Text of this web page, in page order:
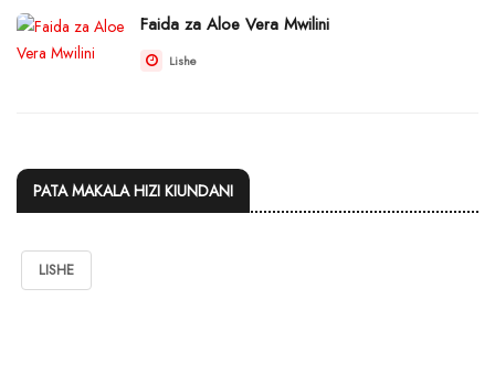
Faida za Aloe Vera Mwilini
Lishe
PATA MAKALA HIZI KIUNDANI
LISHE